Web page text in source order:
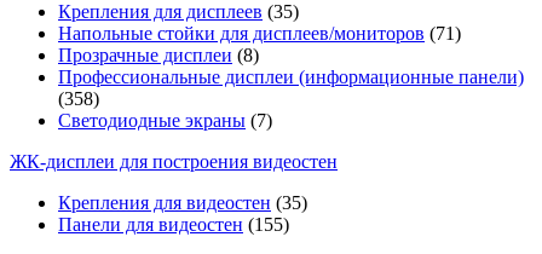
Крепления для дисплеев (35)
Напольные стойки для дисплеев/мониторов (71)
Прозрачные дисплеи (8)
Профессиональные дисплеи (информационные панели)
(358)
Светодиодные экраны (7)
ЖК-дисплеи для построения видеостен
Крепления для видеостен (35)
Панели для видеостен (155)